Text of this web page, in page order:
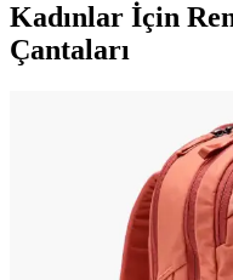
Kadınlar İçin
Çantaları